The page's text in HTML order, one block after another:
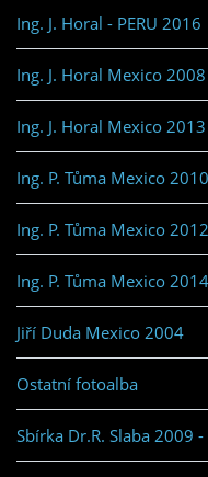
Ing. J. Horal - PERU 2016
Ing. J. Horal Mexico 2008
Ing. J. Horal Mexico 2013
Ing. P. Tůma Mexico 2010
Ing. P. Tůma Mexico 2012
Ing. P. Tůma Mexico 2014
Jiří Duda Mexico 2004
Ostatní fotoalba
Sbírka Dr.R. Slaba 2009